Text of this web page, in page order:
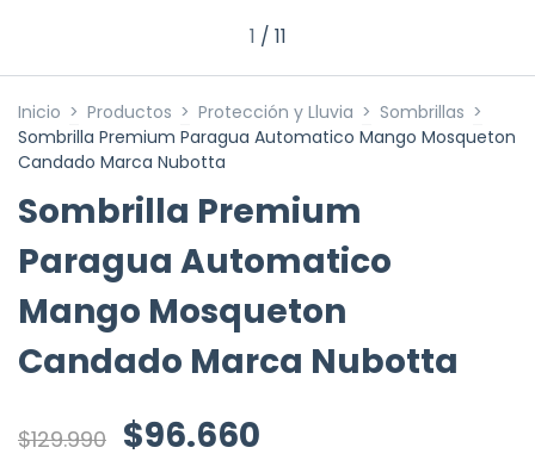
1 / 11
Inicio > Productos > Protección y Lluvia > Sombrillas >
Sombrilla Premium Paragua Automatico Mango Mosqueton
Candado Marca Nubotta
Sombrilla Premium
Paragua Automatico
Mango Mosqueton
Candado Marca Nubotta
$129.990 $96.660